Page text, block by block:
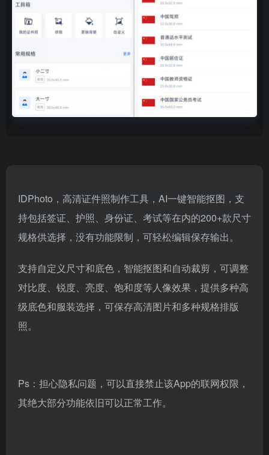
IDPhoto，高清证件照制作工具，AI一键智能抠图，支
持包括签证、护照、身份证、考试等在内的200+款尺寸
规格供选择，没有功能限制，可轻松编辑保存输出。
支持自定义尺寸和底色，智能抠图和自动裁剪，可调整
对比度、锐度、亮度、饱和度等人像效果，提供多种高
级底色和服装选择，可保存高清图片和多种规格排版
照。
Ps：担心隐私问题，可以直接禁止该App的联网权限，
其绝大部分功能依旧可以正常工作。